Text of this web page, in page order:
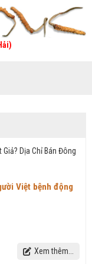
Dịa Chỉ Bán Đông
Việt bệnh động
Xem thêm...